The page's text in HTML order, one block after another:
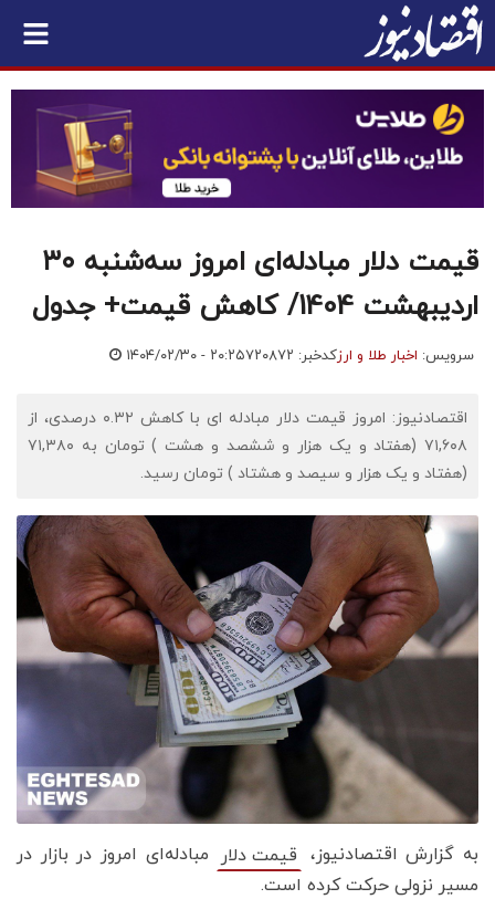
قیمت دلار مبادله‌ای امروز سه‌شنبه ۳۰
اردیبهشت 1404/ کاهش قیمت+ جدول
سرویس: اخبار طلا و ارزکدخبر: ۷۲۰۸۷۲ ۱۴۰۴/۰۲/۳۰ - ۲۰:۲۵
اقتصادنیوز: امروز قیمت دلار مبادله ای با کاهش ۰.۳۲ درصدی، از
۷۱,۶۰۸ (هفتاد و یک هزار و ششصد و هشت ) تومان به ۷۱,۳۸۰
(هفتاد و یک هزار و سیصد و هشتاد ) تومان رسید.
به گزارش اقتصادنیوز، قیمت دلار
مبادله‌ای امروز در بازار در
مسیر نزولی حرکت کرده است.